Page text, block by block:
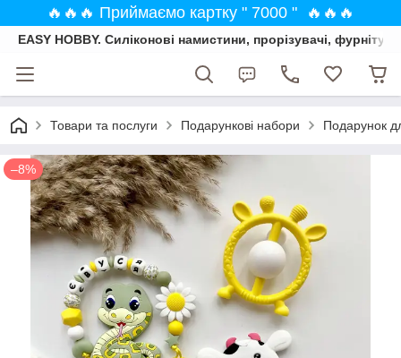
🔥🔥🔥 Приймаємо картку " 7000 " 🔥🔥🔥
EASY HOBBY. Силіконові намистини, прорізувачі,
Товари та послуги Подарункові набори Подарунок
–8%